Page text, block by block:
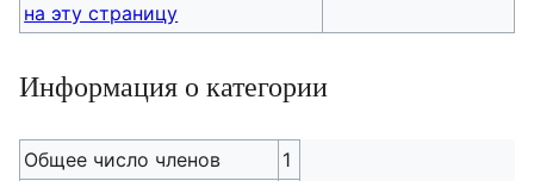
на эту страницу
Информация о категории
Общее число членов
1